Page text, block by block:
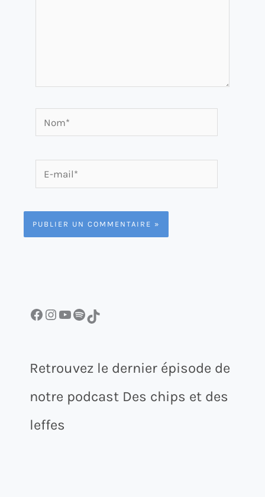
mail*
Facebook InstagramYouTube Spotify TikTok
Retrouvez le dernier épisode de
notre podcast Des chips et des
leffes